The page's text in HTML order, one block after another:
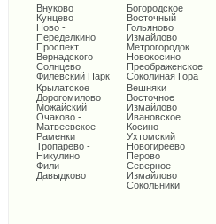
Внуково
Кунцево
Ново -
Переделкино
Проспект
Вернадского
Солнцево
Филевский Парк
Крылатское
Дорогомилово
Можайский
Очаково -
Матвеевское
Раменки
Тропарево -
Никулино
Фили -
Давыдково
Богородское
Восточный
Гольяново
Измайлово
Метрогородок
Новокосино
Преображенское
Соколиная Гора
Вешняки
Восточное
Измайлово
Ивановское
Косино-
Ухтомский
Новогиреево
Перово
Северное
Измайлово
Сокольники